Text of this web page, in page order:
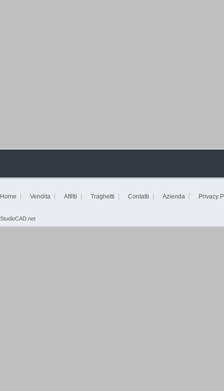
Home Vendita Affitti Traghetti Contatti Azienda Privacy
StudioCAD.net